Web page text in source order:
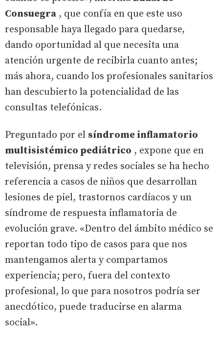
Consuegra , que confía en que este uso
responsable haya llegado para quedarse,
dando oportunidad al que necesita una
atención urgente de recibirla cuanto antes;
más ahora, cuando los profesionales sanitarios
han descubierto la potencialidad de las
consultas telefónicas.
Preguntado por el síndrome inflamatorio
multisistémico pediátrico , expone que en
televisión, prensa y redes sociales se ha hecho
referencia a casos de niños que desarrollan
lesiones de piel, trastornos cardíacos y un
síndrome de respuesta inflamatoria de
evolución grave. «Dentro del ámbito médico se
reportan todo tipo de casos para que nos
mantengamos alerta y compartamos
experiencia; pero, fuera del contexto
profesional, lo que para nosotros podría ser
anecdótico, puede traducirse en alarma
social».